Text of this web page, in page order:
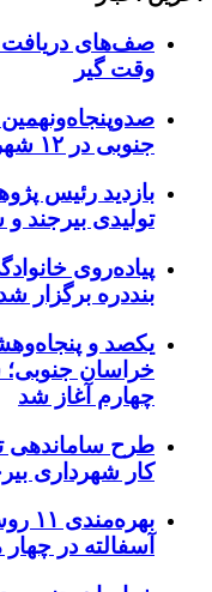
صف‌های دریافت
وقت گیر
جنوبی در ۱۲ شهرستان برگزار شد
بازدید رئیس
تولیدی بیرجند
پیاده‌روی
بنددره برگزار
یکصد و
خراسان
چهارم آغاز شد
طرح ساماندهی
کار شهرداری
آسفالته در چهار